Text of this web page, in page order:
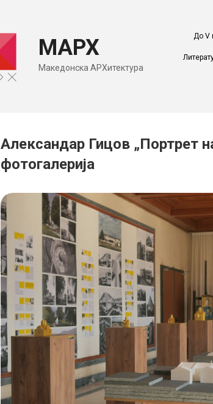
МАРХ
Македонска АРХитектура
До V
Александар Гицов „Портрет
фотогалерија